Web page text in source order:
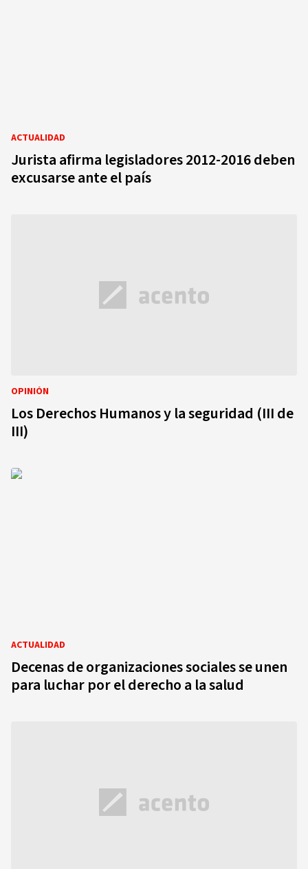
ACTUALIDAD
Jurista afirma legisladores 2012-2016 deben
excusarse ante el país
OPINIÓN
Los Derechos Humanos y la seguridad (III de
III)
ACTUALIDAD
Decenas de organizaciones sociales se unen
para luchar por el derecho a la salud